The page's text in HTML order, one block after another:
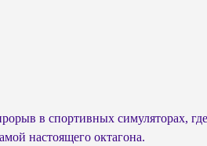
в спортивных симуляторах,
настоящего октагона.